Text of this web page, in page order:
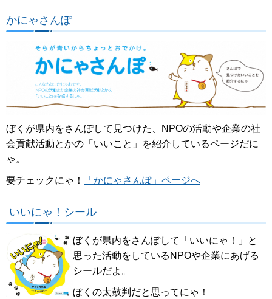
かにゃさんぽ
ぼくが県内をさんぽして見つけた、NPOの活動や企業の社
会貢献活動とかの「いいこと」を紹介しているページだに
ゃ。
要チェックにゃ！ 「かにゃさんぽ」ページへ
いいにゃ！シール
ぼくが県内をさんぽして「いいにゃ！」と
思った活動をしているNPOや企業にあげる
シールだよ。
ぼくの太鼓判だと思ってにゃ！